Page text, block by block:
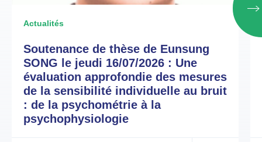
Actualités
Soutenance de thèse de Eunsung
SONG le jeudi 16/07/2026 : Une
évaluation approfondie des mesures
de la sensibilité individuelle au bruit
: de la psychométrie à la
psychophysiologie